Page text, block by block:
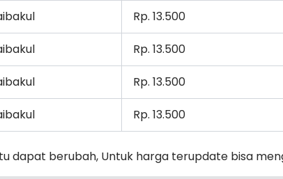
Rp. 13.500
Rp. 13.500
Rp. 13.500
Rp. 13.500
dapat berubah, Untuk harga terupdate bisa